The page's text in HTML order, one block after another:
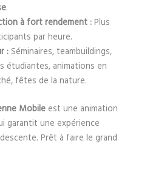
.
à fort rendement :Plus
par heure.
:Séminaires, teambuildings,
étudiantes, animations en
fêtes de la nature.
Mobile est une animation
garantit une expérience
Prêt à faire le grand